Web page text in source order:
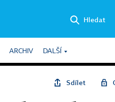
Hledat
ARCHIV DALŠÍ
Sdílet